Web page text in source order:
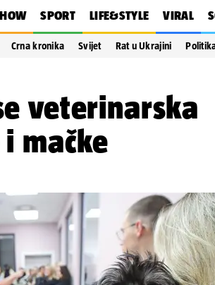
SPORT LIFE&STYLE VIRAL
Crna kronika Svijet Rat u Ukrajini
veterinarska
mačke